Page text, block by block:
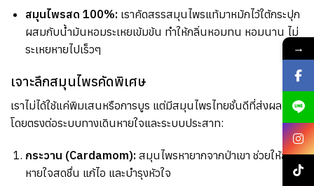
สมุนไพรสด 100%: เราคัดสรรสมุนไพรแท้มาหมักไว้ใต้กระปุก
ผสมกับน้ำมันหอมระเหยเข้มข้น ทำให้กลิ่นหอมทน หอมนาน ไม่
ระเหยหายไปเร็วๆ
เจาะลึกสมุนไพรคัดพิเศษ
เราไม่ได้ใช้แค่พิมเสนหรือการบูร แต่มีสมุนไพรไทยชั้นดีที่ส่งผล
โดยตรงต่อระบบทางเดินหายใจและระบบประสาท:
กระวาน (Cardamom): สมุนไพรหายากจากป่าเขา ช่วยให้ลม
หายใจสดชื่น แก้ไอ และบำรุงหัวใจ
→